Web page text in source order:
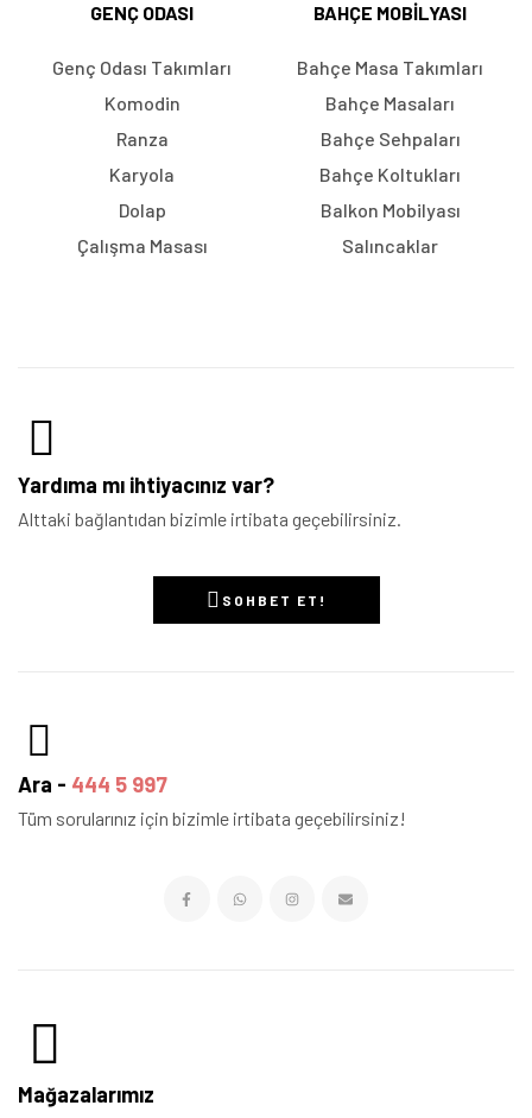
GENÇ ODASI
Genç Odası Takımları
Komodin
Ranza
Karyola
Dolap
Çalışma Masası
BAHÇE MOBILYASI
Bahçe Masa Takımları
Bahçe Masaları
Bahçe Sehpaları
Bahçe Koltukları
Balkon Mobilyası
Salıncaklar
Yardıma mı ihtiyacınız var?
Alttaki bağlantıdan bizimle irtibata geçebilirsiniz.
SOHBET ET!
Ara - 444 5 997
Tüm sorularınız için bizimle irtibata geçebilirsiniz!
Mağazalarımız